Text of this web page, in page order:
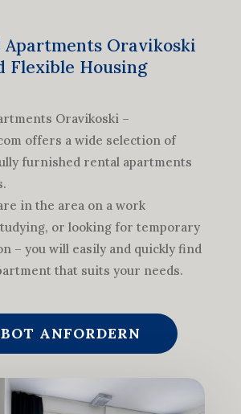
Apartments Oravikoski
Flexible Housing
Oravikoski –
offers a wide selection of
furnished rental apartments
in the area on a work
or looking for temporary
– you will easily and quickly find
that suits your needs.
ANFORDERN